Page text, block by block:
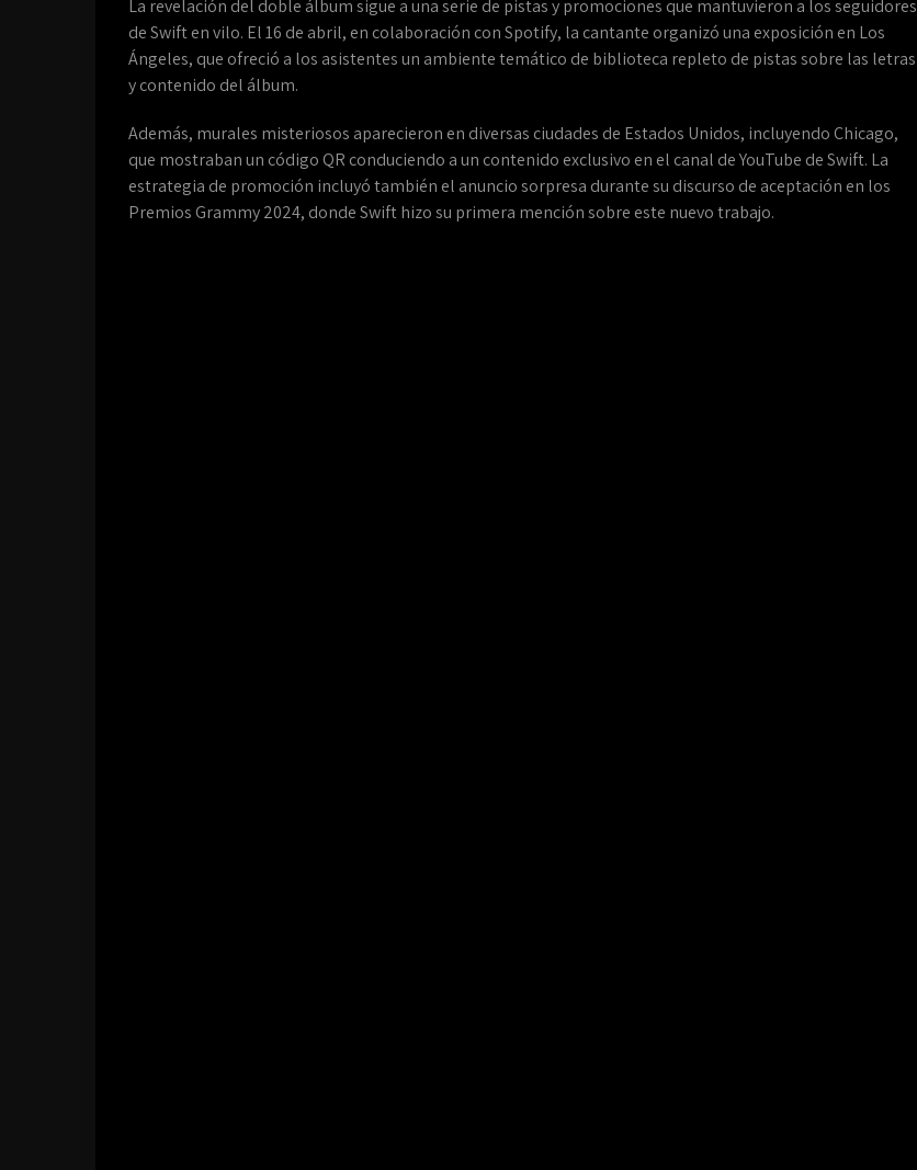
La revelación del doble álbum sigue a una serie de pistas y promociones que mantuvieron a los seguidores
de Swift en vilo. El 16 de abril, en colaboración con Spotify, la cantante organizó una exposición en Los
Ángeles, que ofreció a los asistentes un ambiente temático de biblioteca repleto de pistas sobre las letras
y contenido del álbum.
Además, murales misteriosos aparecieron en diversas ciudades de Estados Unidos, incluyendo Chicago,
que mostraban un código QR conduciendo a un contenido exclusivo en el canal de YouTube de Swift. La
estrategia de promoción incluyó también el anuncio sorpresa durante su discurso de aceptación en los
Premios Grammy 2024, donde Swift hizo su primera mención sobre este nuevo trabajo.